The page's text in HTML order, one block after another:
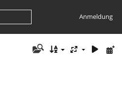
Anmeldung